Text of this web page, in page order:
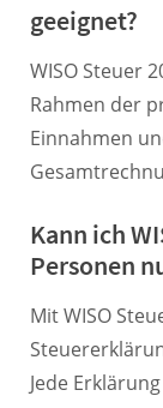
geeignet?
WISO Steuer
Rahmen der
Einnahmen
Kann ich
Personen
Mit WISO
Jede